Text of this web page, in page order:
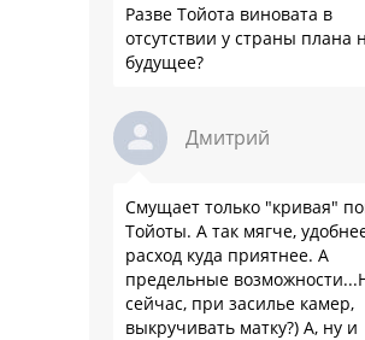
Разве Тойота виновата в
отсутствии у страны плана
будущее?
Дмитрий
Смущает только "кривая"
Тойоты. А так мягче,
расход куда приятнее. А
предельные
сейчас, при засилье камер,
выкручивать матку?) А, ну и